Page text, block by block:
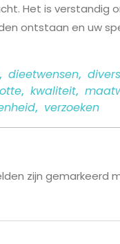
Het is verstandig
ontstaan en uw
, dieetwensen,
, kwaliteit,
, verzoeken
zijn gemarkeerd